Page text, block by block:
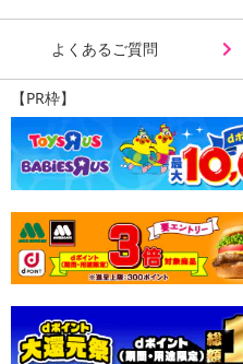
よくあるご質問
【PR枠】